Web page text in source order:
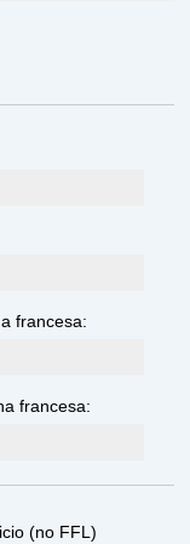
francesa:
francesa:
(no FFL)